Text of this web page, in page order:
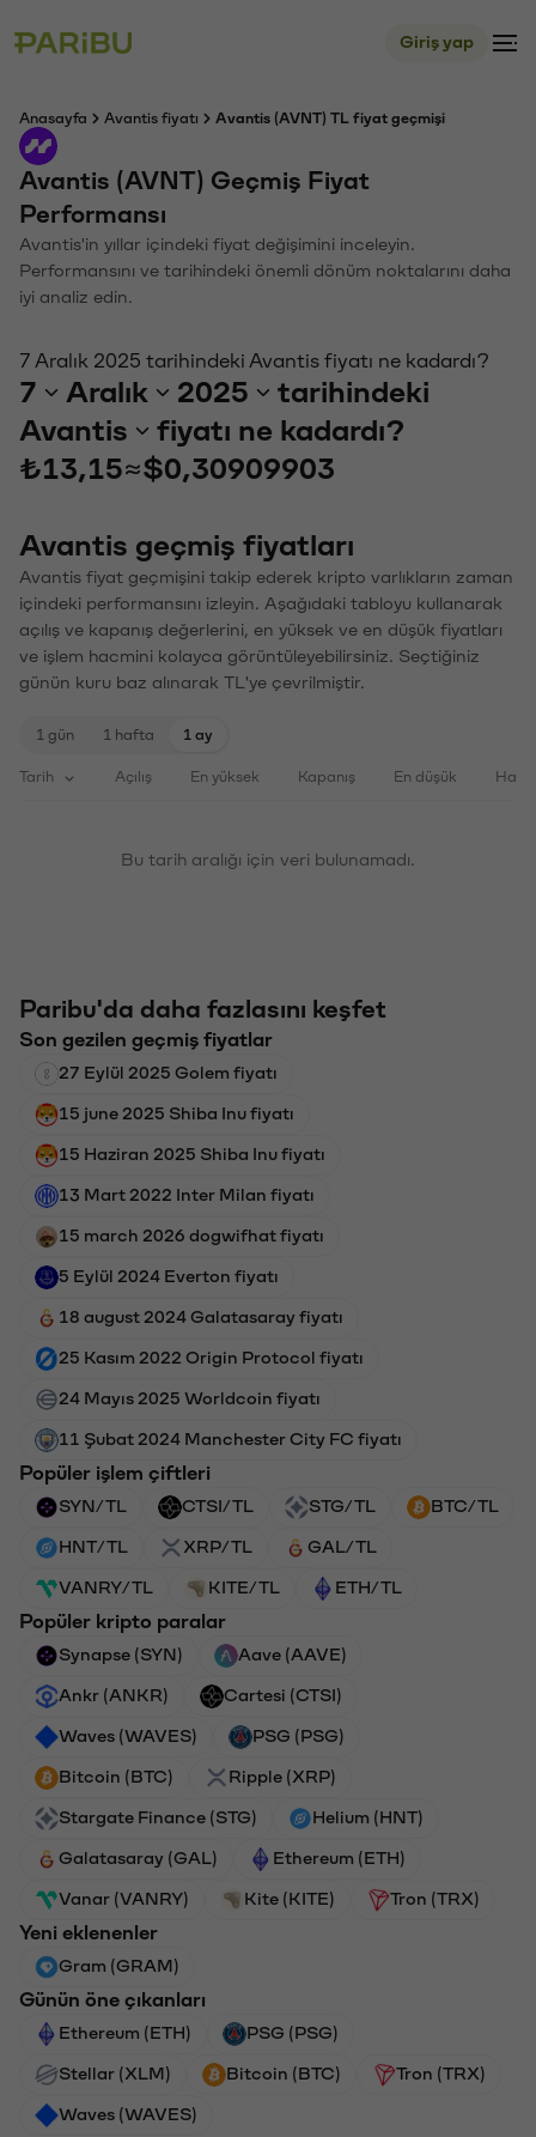
Giriş yap
Anasayfa Avantis fiyatı Avantis (AVNT) TL fiyat geçmişi
Avantis (AVNT) Geçmiş Fiyat
Performansı
Avantis'in yıllar içindeki fiyat değişimini inceleyin.
Performansını ve tarihindeki önemli dönüm noktalarını daha
iyi analiz edin.
7 Aralık 2025 tarihindeki Avantis fiyatı ne kadardı?
7 Aralık 2025
tarihindeki
Avantis
fiyatı ne kadardı?
₺13,15≈$0,30909903
Avantis geçmiş fiyatları
Avantis fiyat geçmişini takip ederek kripto varlıkların zaman
içindeki performansını izleyin. Aşağıdaki tabloyu kullanarak
açılış ve kapanış değerlerini, en yüksek ve en düşük fiyatları
ve işlem hacmini kolayca görüntüleyebilirsiniz. Seçtiğiniz
günün kuru baz alınarak TL'ye çevrilmiştir.
1 gün 1 hafta 1 ay
Tarih Açılış En yüksek Kapanış En düşük
Bu tarih aralığı için veri bulunamadı.
Paribu'da daha fazlasını keşfet
Son gezilen geçmiş fiyatlar
27 Eylül 2025 Golem fiyatı
15 june 2025 Shiba Inu fiyatı
15 Haziran 2025 Shiba Inu fiyatı
13 Mart 2022 Inter Milan fiyatı
15 march 2026 dogwifhat fiyatı
5 Eylül 2024 Everton fiyatı
18 august 2024 Galatasaray fiyatı
25 Kasım 2022 Origin Protocol fiyatı
24 Mayıs 2025 Worldcoin fiyatı
11 Şubat 2024 Manchester City FC fiyatı
Popüler işlem çiftleri
SYN/TL CTSI/TL STG/TL BTC/TL
HNT/TL XRP/TL GAL/TL
VANRY/TL KITE/TL ETH/TL
Popüler kripto paralar
Synapse (SYN) Aave (AAVE)
Ankr (ANKR) Cartesi (CTSI)
Waves (WAVES) PSG (PSG)
Bitcoin (BTC) Ripple (XRP)
Stargate Finance (STG) Helium (HNT)
Galatasaray (GAL) Ethereum (ETH)
Vanar (VANRY) Kite (KITE) Tron (TRX)
Yeni eklenenler
Gram (GRAM)
Günün öne çıkanları
Ethereum (ETH) PSG (PSG)
Stellar (XLM) Bitcoin (BTC) Tron (TRX)
Waves (WAVES)